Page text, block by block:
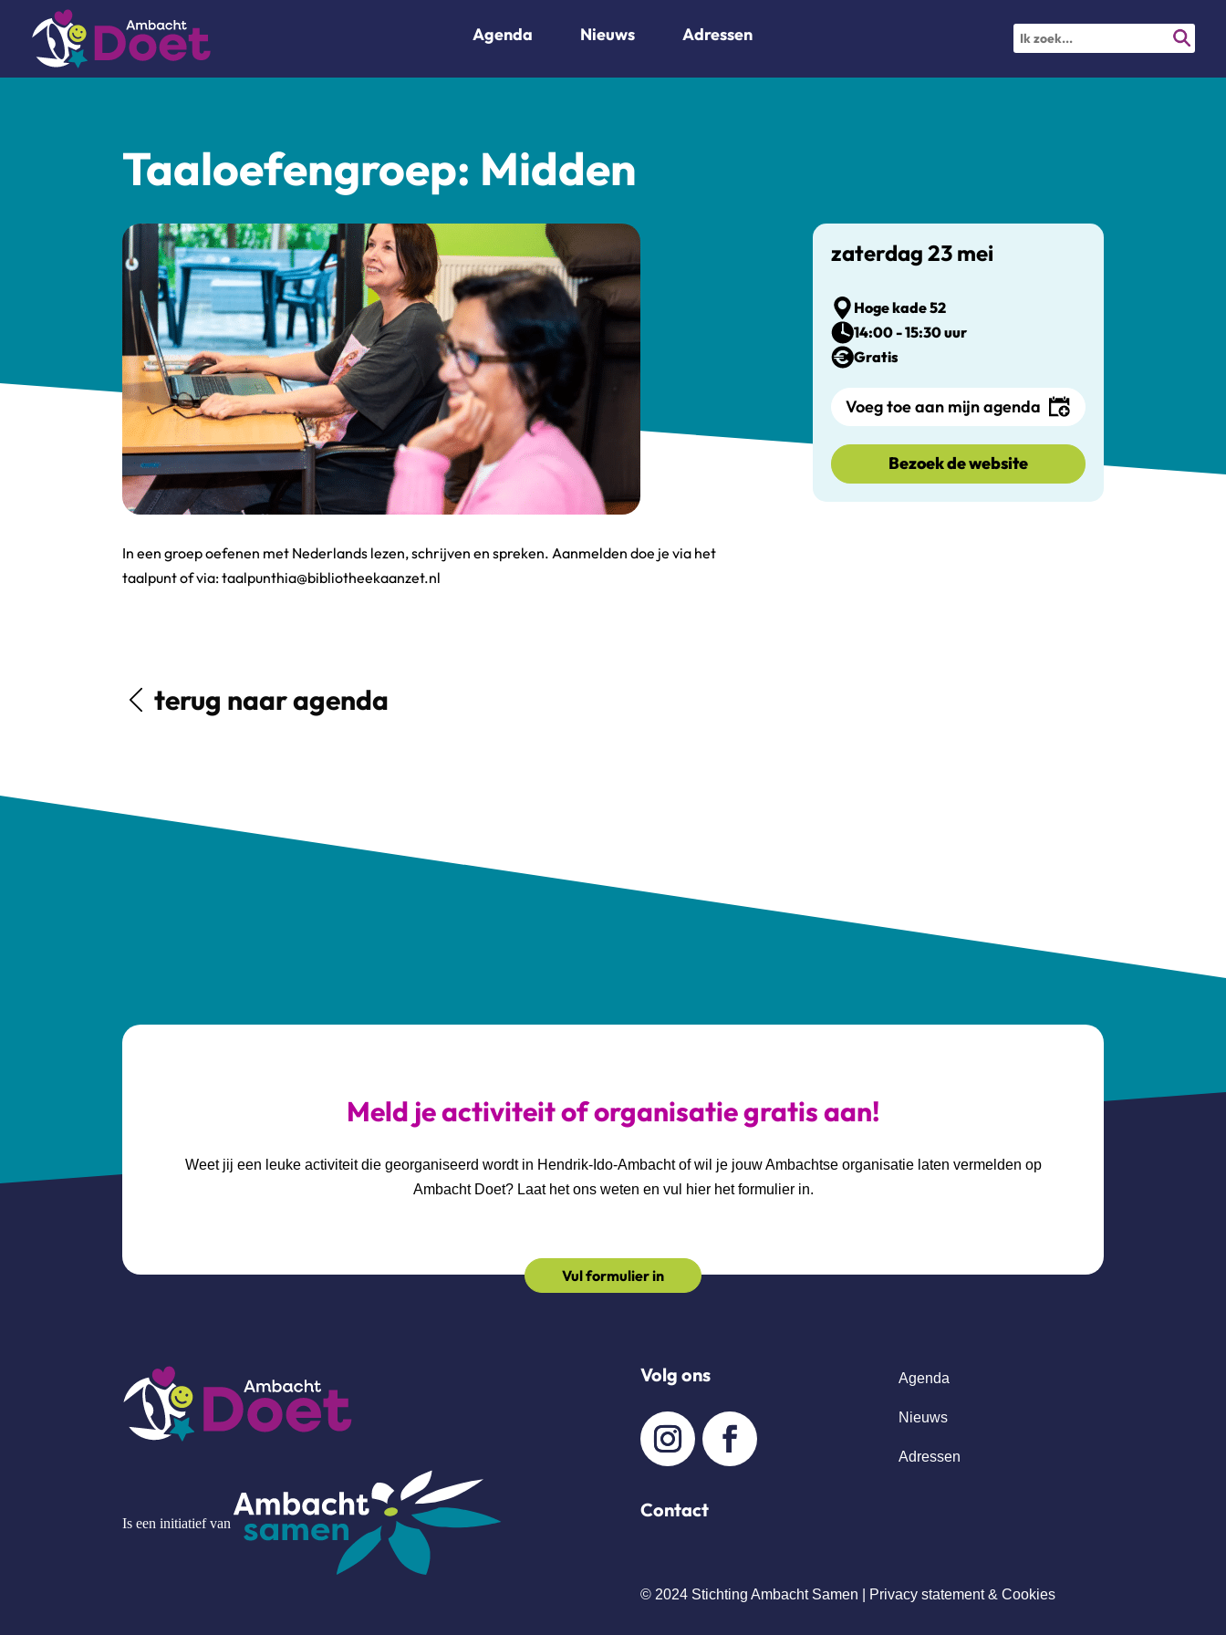
Agenda Nieuws Adressen
Taaloefengroep: Midden
In een groep oefenen met Nederlands lezen, schrijven en spreken. Aanmelden doe je via het
taalpunt of via: taalpunthia@bibliotheekaanzet.nl
terug naar agenda
zaterdag 23 mei
Hoge kade 52
14:00 - 15:30 uur
Gratis
Voeg toe aan mijn agenda
Bezoek de website
Meld je activiteit of organisatie gratis aan!
Weet jij een leuke activiteit die georganiseerd wordt in Hendrik-Ido-Ambacht of wil je jouw Ambachtse organisatie laten vermelden op
Ambacht Doet? Laat het ons weten en vul hier het formulier in.
Vul formulier in
Is een initiatief van
Volg ons
Contact
Agenda
Nieuws
Adressen
© 2024 Stichting Ambacht Samen | Privacy statement & Cookies